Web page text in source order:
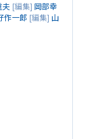
[編集] 岡部幸
作一郎 [編集] 山